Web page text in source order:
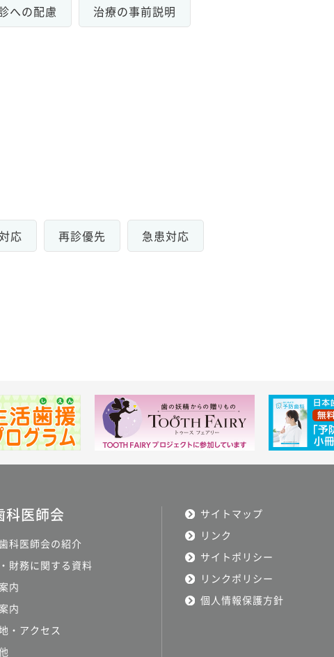
への配慮 治療の事前説明
応 再診優先 急患対応
科医師会
科医師会の紹介
財務に関する資料
内
内
・アクセス
サイトマップ
リンク
サイトポリシー
リンクポリシー
個人情報保護方針